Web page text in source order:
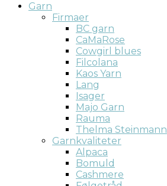
Garn
Firmaer
BC garn
CaMaRose
Cowgirl blues
Filcolana
Kaos Yarn
Lang
Isager
Majo Garn
Rauma
Thelma Steinmann
Garnkvaliteter
Alpaca
Bomuld
Cashmere